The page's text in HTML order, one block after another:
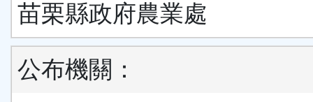
苗栗縣政府農業處
公布機關：